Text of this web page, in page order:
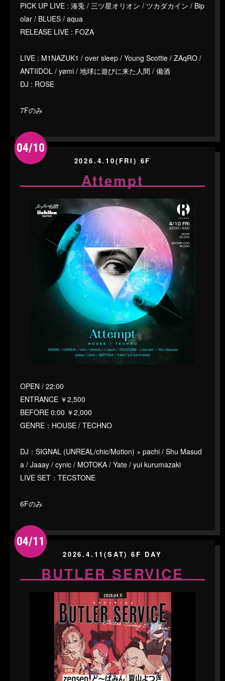
PICK UP LIVE : 湊兎 / 三ツ星オリオン / ツカダカイン / Bip
olar / BLUES / aqua
RELEASE LIVE : FOZA
LIVE : M1NAZUK1 / over sleep / Young Scottie / ZAqRO /
ANTIIDOL / yømi / 地球に遊びに来た人間 / 備酒
DJ : ROSE
7Fのみ
04/10
2026.4.10(FRI) 6F
Attempt
OPEN / 22:00
ENTRANCE ￥2,500
BEFORE 0:00 ￥2,000
GENRE：HOUSE / TECHNO
DJ：SIGNAL (UNREAL/chic/Motion) × pachi / Shu Masud
a / Jaaay / cynic / MOTOKA / Yate / yui kurumazaki
LIVE SET：TECSTONE
6Fのみ
04/11
2026.4.11(SAT) 6F DAY
BUTLER SERVICE